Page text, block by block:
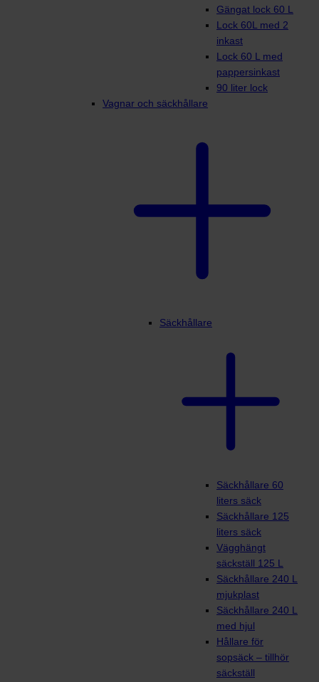
Gängat lock 60 L
Lock 60L med 2
inkast
Lock 60 L med
pappersinkast
90 liter lock
Vagnar och säckhållare
Säckhållare
Säckhållare 60
liters säck
Säckhållare 125
liters säck
Vägghängt
säckställ 125 L
Säckhållare 240 L
mjukplast
Säckhållare 240 L
med hjul
Hållare för
sopsäck – tillhör
säckställ